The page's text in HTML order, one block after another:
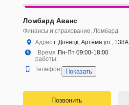
Ломбард Аванс
Финансы и страхование, Ломбард
Адрес:г. Донецк, Артёма ул., 138А
Время
работы:
Пн-Пт 09:00-18:00
Телефон: Показать
Позвонить